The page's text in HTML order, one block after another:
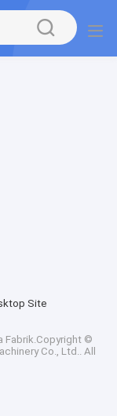
Site
Fabrik.Copyright ©
Co., Ltd.. All